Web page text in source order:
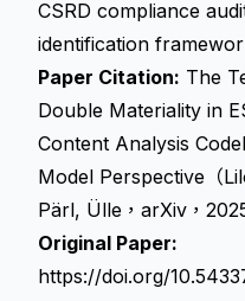
CSRD compliance
identification
Paper Citation: The
Double Materiality in
Content Analysis
Model Perspective（
Pärl, Ülle，arXiv，2025
Original Paper:
https://doi.org/